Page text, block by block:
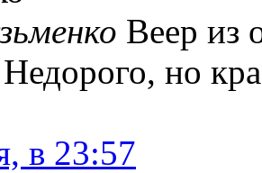
Веер из
но
в 23:57